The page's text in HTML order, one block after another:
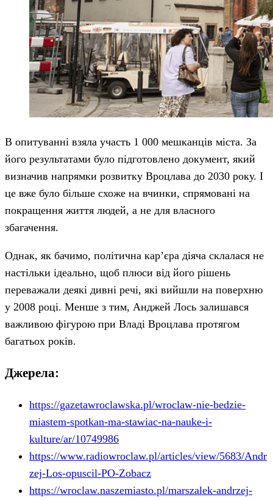
В опитуванні взяла участь 1 000 мешканців міста. За
його результатами було підготовлено документ, який
визначив напрямки розвитку Вроцлава до 2030 року. І
це вже було більше схоже на вчинки, спрямовані на
покращення життя людей, а не для власного
збагачення.
Однак, як бачимо, політична кар’єра діяча склалася не
настільки ідеально, щоб плюси від його рішень
переважали деякі дивні речі, які вийшли на поверхню
у 2008 році. Менше з тим, Анджей Лось залишався
важливою фігурою при Владі Вроцлава протягом
багатьох років.
Джерела:
https://gazetawroclawska.pl/wroclaw-nie-bedzie-
miastem-spotkan-ma-stawiac-na-nauke-i-
kulture/ar/10749986
https://www.radiowroclaw.pl/articles/view/5683/Andr
zej-Los-opuscil-PO-Zobacz
https://wroclaw.naszemiasto.pl/marszalek-andrzej-